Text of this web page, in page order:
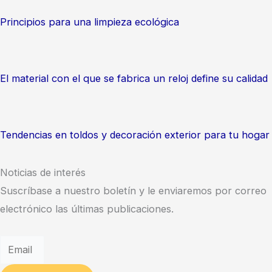
Principios para una limpieza ecológica
El material con el que se fabrica un reloj define su calidad
Tendencias en toldos y decoración exterior para tu hogar
Noticias de interés
Suscríbase a nuestro boletín y le enviaremos por correo
electrónico las últimas publicaciones.